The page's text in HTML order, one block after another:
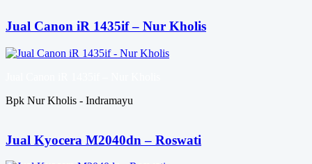
Jual Canon iR 1435if – Nur Kholis
Bpk Nur Kholis - Indramayu
Jual Kyocera M2040dn – Roswati